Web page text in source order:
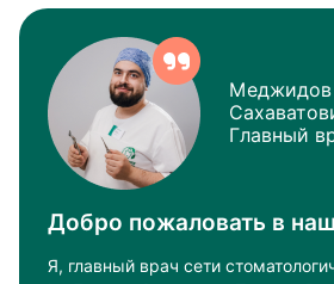
Главный
Добро пожаловать в
Я, главный врач сети